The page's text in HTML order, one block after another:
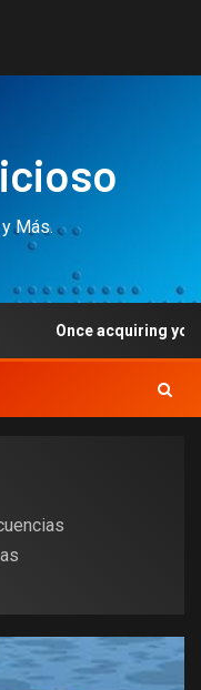
Más.
your own prize, you